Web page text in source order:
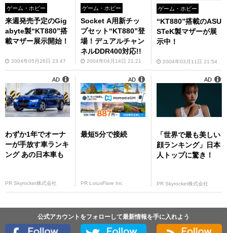
ゲーム・ホビー
来週発売予定のGig
abyte製“KT880”搭
載マザー展示開始！
2004年05月26日 23:47
ゲーム・ホビー
Socket A用新チッ
プセット“KT880”登
場！デュアルチャン
ネルDDR400対応!!
2004年04月14日 21:21
ゲーム・ホビー
“KT880”搭載のASU
STeK製マザーが展
示中！
2004年03月11日 21:54
わずか1年でオーナ
ーが手放す車ランキ
ング あの日本車も
PR Skyrocket株式会社
AD
最短5分で接続
PR LotusFlare Inc
AD
「世界で最も美しい
顔ランキング」日本
人トップに驚き！
PR Skyrocket株式会社
AD
公式アカウントをフォローして最新情報を手に入れよう